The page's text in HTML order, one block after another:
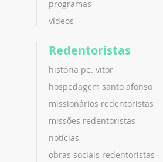
programas
vídeos
Redentoristas
história pe. vitor
hospedagem santo afonso
missionários redentoristas
missões redentoristas
notícias
obras sociais redentoristas